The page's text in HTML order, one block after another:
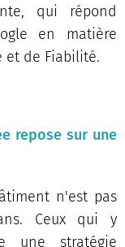
qui répond
en matière
et de Fiabilité.
repose sur une
n'est pas
Ceux qui y
une stratégie